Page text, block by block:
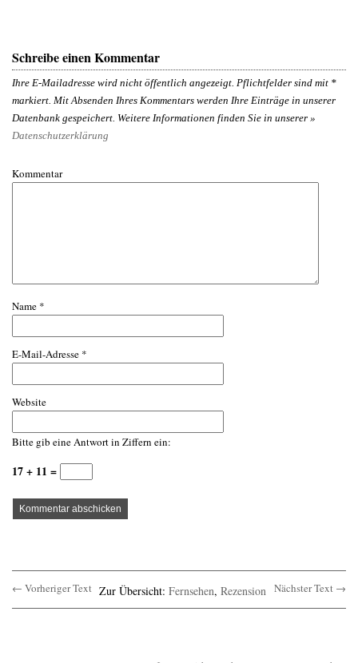
Schreibe einen Kommentar
Ihre E-Mailadresse wird nicht öffentlich angezeigt. Pflichtfelder sind mit *
markiert. Mit Absenden Ihres Kommentars werden Ihre Einträge in unserer
Datenbank gespeichert. Weitere Informationen finden Sie in unserer »
Datenschutzerklärung
Kommentar
Name *
E-Mail-Adresse *
Website
Bitte gib eine Antwort in Ziffern ein:
17 + 11 =
← Vorheriger Text Zur Übersicht: Fernsehen, Rezension Nächster Text →